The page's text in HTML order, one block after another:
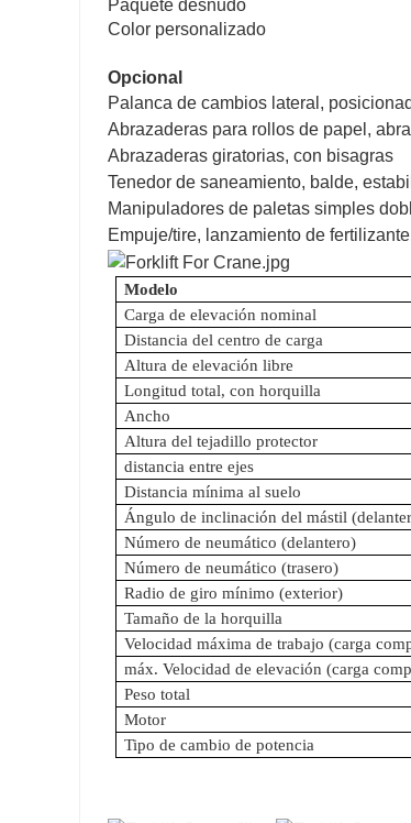
Paquete desnudo
Color personalizado
Opcional
Palanca de cambios lateral,
Abrazaderas para rollos de papel,
Abrazaderas giratorias, con bisagras
Tenedor de saneamiento, balde,
Manipuladores de paletas simples
Empuje/tire, lanzamiento de
Modelo
Carga de elevación nominal
Distancia del centro de carga
Altura de elevación libre
Longitud total, con horquilla
Ancho
Altura del tejadillo protector
distancia entre ejes
Distancia mínima al suelo
Ángulo de inclinación del mástil
Número de neumático (delantero)
Número de neumático (trasero)
Radio de giro mínimo (exterior)
Tamaño de la horquilla
Velocidad máxima de trabajo (carga
máx. Velocidad de elevación (carga
Peso total
Motor
Tipo de cambio de potencia